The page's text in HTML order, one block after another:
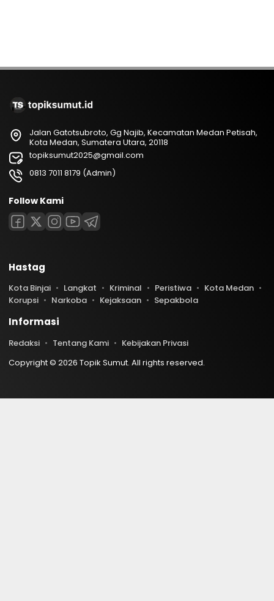
Jalan Gatotsubroto, Gg Najib, Kecamatan Medan Petisah,
Kota Medan, Sumatera Utara, 20118
topiksumut2025@gmail.com
0813 7011 8179 (Admin)
Follow Kami
Hastag
Kota Binjai Langkat Kriminal Peristiwa
Kota Medan
Korupsi
Narkoba Kejaksaan Sepakbola
Informasi
Redaksi Tentang Kami
Kebijakan Privasi
Copyright © 2026 Topik Sumut. All rights reserved.